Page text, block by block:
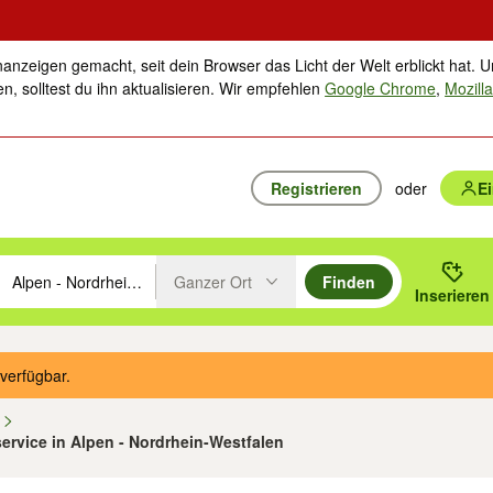
gemacht, seit dein Browser das Licht der Welt erblickt hat.
solltest du ihn aktualisieren. Wir empfehlenGoogle Chrome,
Registrieren oder
mit den Pfeiltasten nach oben/unten durchsuchen und mit
oder Ort eingeben. Eingabetaste drücken um zu suchen, oder
Ganzer Ort
Finden
Inserieren
in Alpen - Nordrhein-Westfalen